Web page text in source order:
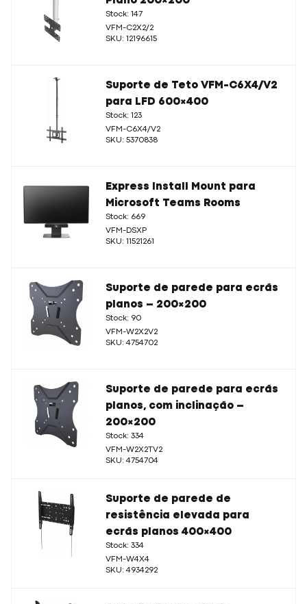
Stock: 147
VFM-C2X2/2
SKU: 12196615
Suporte de Teto VFM-C6X4/V2
para LFD 600×400
Stock: 123
VFM-C6X4/V2
SKU: 5370838
Express Install Mount para
Microsoft Teams Rooms
Stock: 669
VFM-DSXP
SKU: 11521261
Suporte de parede para ecrãs
planos – 200×200
Stock: 90
VFM-W2X2V2
SKU: 4754702
Suporte de parede para ecrãs
planos, com inclinação –
200×200
Stock: 334
VFM-W2X2TV2
SKU: 4754704
Suporte de parede de
resistência elevada para
ecrãs planos 400×400
Stock: 334
VFM-W4X4
SKU: 4934292